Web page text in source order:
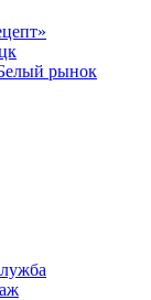
рынок